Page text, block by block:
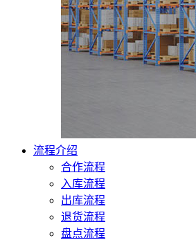
流程介绍
合作流程
入库流程
出库流程
退货流程
盘点流程